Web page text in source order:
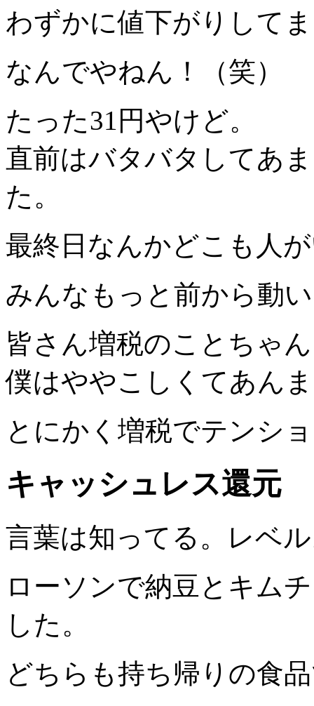
わずかに値下がりして
なんでやねん！（笑）
たった31円やけど。
直前はバタバタしてあ
た。
最終日なんかどこも人
みんなもっと前から動
皆さん増税のことちゃ
僕はややこしくてあん
とにかく増税でテンシ
キャッシュレス還元
言葉は知ってる。レベ
ローソンで納豆とキム
した。
どちらも持ち帰りの食